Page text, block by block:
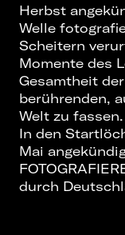
Herbst
Welle
Scheitern
Momente des
Gesamtheit
berührenden,
Welt zu fassen.
In den
Mai
durch